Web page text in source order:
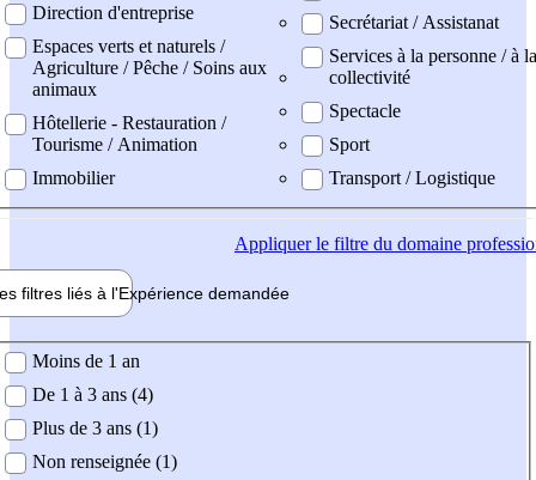
Direction d'entreprise
Espaces verts et naturels /
Agriculture / Pêche / Soins aux
animaux
Hôtellerie - Restauration /
Tourisme / Animation
Immobilier
Secrétariat / Assistanat
Services à la personne / à la
collectivité
Spectacle
Sport
Transport / Logistique
Appliquerle filtre du domaine
filtres liés à l'Expérience demandée
demandée
Moins de 1 an
De 1 à 3 ans (4)
Plus de 3 ans (1)
Non renseignée (1)